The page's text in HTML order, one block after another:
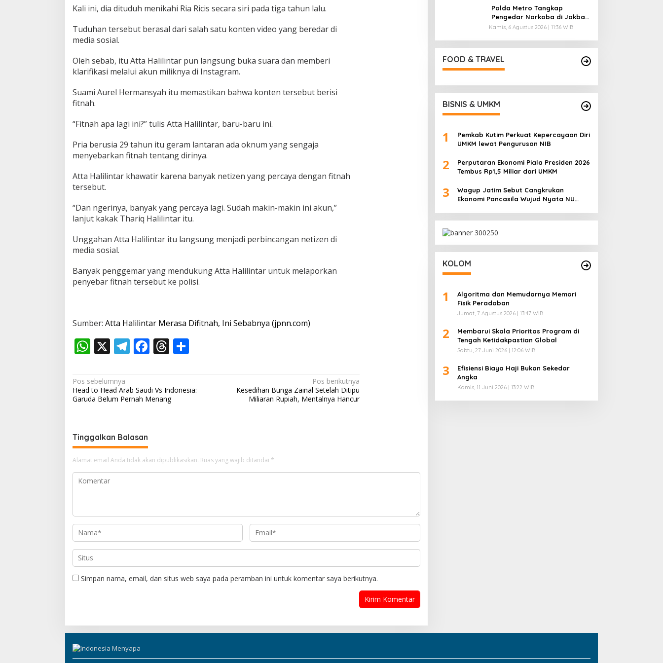
r
s
i
f
i
n
I
i
S
b
a
y
a
Kali ini, dia dituduh menikahi Ria Ricis secara siri pada tiga tahun lalu.
Tuduhan tersebut berasal dari salah satu konten video yang beredar di
media sosial.
Oleh sebab, itu Atta Halilintar pun langsung buka suara dan memberi
klarifikasi melalui akun miliknya di Instagram.
Suami Aurel Hermansyah itu memastikan bahwa konten tersebut berisi
fitnah.
“Fitnah apa lagi ini?” tulis Atta Halilintar, baru-baru ini.
Pria berusia 29 tahun itu geram lantaran ada oknum yang sengaja
menyebarkan fitnah tentang dirinya.
Atta Halilintar khawatir karena banyak netizen yang percaya dengan fitnah
tersebut.
“Dan ngerinya, banyak yang percaya lagi. Sudah makin-makin ini akun,”
lanjut kakak Thariq Halilintar itu.
Unggahan Atta Halilintar itu langsung menjadi perbincangan netizen di
media sosial.
Banyak penggemar yang mendukung Atta Halilintar untuk melaporkan
penyebar fitnah tersebut ke polisi.
Sumber: Atta Halilintar Merasa Difitnah, Ini Sebabnya (jpnn.com)
W
at
s
p
X T
e
gr
F
e
b
T
re
a
d
ar
e
N
a
g
a
s
s
Pos sebelumnya
Head to Head Arab Saudi Vs Indonesia:
Garuda Belum Pernah Menang
Pos berikutnya
Kesedihan Bunga Zainal Setelah Ditipu
Miliaran Rupiah, Mentalnya Hancur
Tinggalkan Balasan
Alamat email Anda tidak akan dipublikasikan. Ruas yang wajib ditandai *
Simpan nama, email, dan situs web saya pada peramban ini untuk komentar saya berikutnya.
Polda Metro Tangkap
Pengedar Narkoba di Jakbar,
Ganja 4 Kg Disita
Kamis, 6 Agustus 2026 | 11:36 WIB
FOOD & TRAVEL
BISNIS & UMKM
1
Pemkab Kutim Perkuat Kepercayaan Diri
UMKM lewat Pengurusan NIB
2
Perputaran Ekonomi Piala Presiden 2026
Tembus Rp1,5 Miliar dari UMKM
3
Wagup Jatim Sebut Cangkrukan
Ekonomi Pancasila Wujud Nyata NU
KOLOM
1
Algoritma dan Memudarnya Memori
Fisik Peradaban
Jumat, 7 Agustus 2026 | 13:47 WIB
2
Membarui Skala Prioritas Program di
Tengah Ketidakpastian Global
Sabtu, 27 Juni 2026 | 12:06 WIB
3
Efisiensi Biaya Haji Bukan Sekedar
Angka
Kamis, 11 Juni 2026 | 13:22 WIB